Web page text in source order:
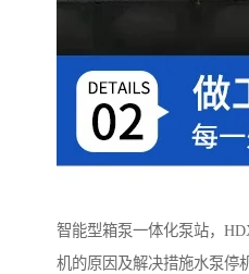
智能型箱泵一体化泵站，
机的原因及解决措施水泵停